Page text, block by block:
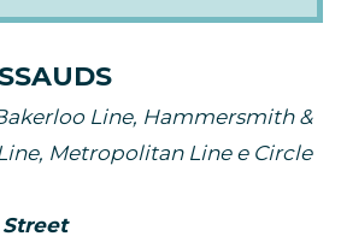
Line, Hammersmith &
Metropolitan Line e Circle